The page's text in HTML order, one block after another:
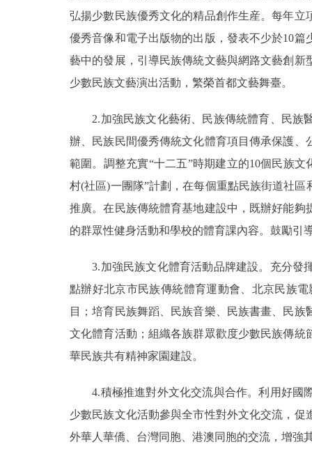
弘揚少數民族優秀文化的精品創作生産。每年
優秀音像和電子出版物的出版，發表不少於10
藝中的發展，引導民族傳統文藝與網路文藝創
少數民族文藝演出活動，繁榮首都文藝舞臺。
2.加強民族文化藝術、民族傳統體育、民族醫
辦、民族民間優秀傳統文化體育項目傳承保護
範圍。調整充實“十二五”時期建立的10個民族
村(社區)一團隊”計劃，在每個重點民族街道社
推廣。在民族傳統體育基地建設中，既辦好能
的群眾性健身活動和學校的體育課內容。鼓勵引
3.加強民族文化體育活動品牌建設。充分發揮
點辦好北京市民族傳統體育運動會、北京民族
目；培育民族舞蹈、民族音樂、民族書畫、民
文化體育活動；組織各族群眾歡度少數民族傳
華民族共有精神家園建設。
4.積極推進對外文化交流與合作。利用好國際
少數民族文化活動參與全市性對外文化交流，
外華人華僑、台灣同胞、港澳同胞的交流，增強